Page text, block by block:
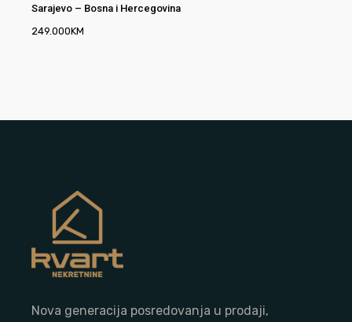
Sarajevo – Bosna i Hercegovina
249.000KM
Nova generacija posredovanja u prodaji,